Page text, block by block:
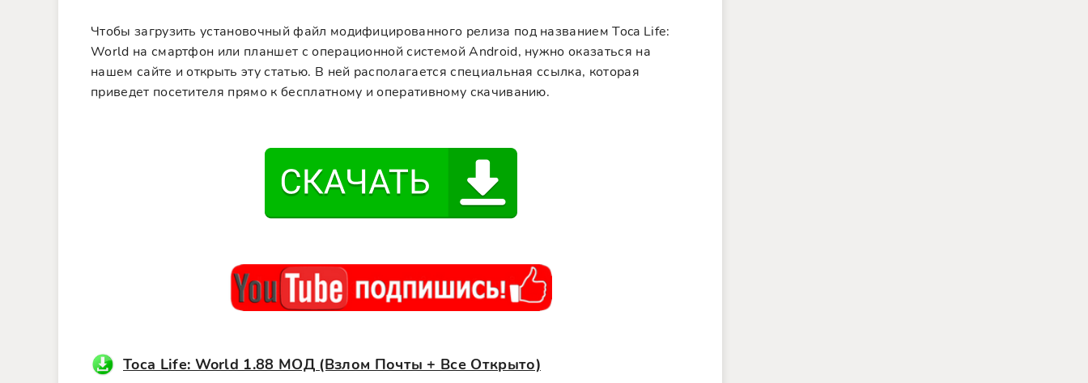
Чтобы загрузить установочный файл модифицированного релиза под названием Toca Life:
World на смартфон или планшет с операционной системой Android, нужно оказаться на
нашем сайте и открыть эту статью. В ней располагается специальная ссылка, которая
приведет посетителя прямо к бесплатному и оперативному скачиванию.
Toca Life: World 1.88 МОД (Взлом Почты + Все Открыто)